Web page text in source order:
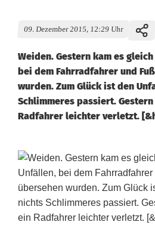
09. Dezember 2015, 12:29 Uhr
Weiden. Gestern kam es
bei dem Fahrradfahrer und
wurden. Zum Glück ist den
Schlimmeres passiert.
Radfahrer leichter verletzt.